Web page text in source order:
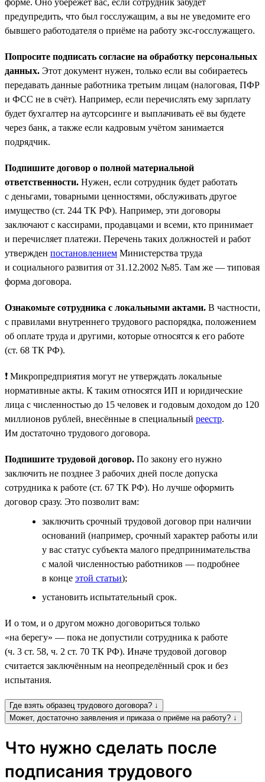
предупредить, что был госслужащим, а вы не уведомите его
бывшего работодателя о приёме на работу экс-госслужащего.
Попросите подписать согласие на обработку персональных
данных. Этот документ нужен, только если вы собираетесь
передавать данные работника третьим лицам (налоговая, ПФР
и ФСС не в счёт). Например, если перечислять ему зарплату
будет бухгалтер на аутсорсинге и выплачивать её вы будете
через банк, а также если кадровым учётом занимается
подрядчик.
Подпишите договор о полной материальной
ответственности. Нужен, если сотрудник будет работать
с деньгами, товарными ценностями, обслуживать другое
имущество (ст. 244 ТК РФ). Например, эти договоры
заключают с кассирами, продавцами и всеми, кто принимает
и перечисляет платежи. Перечень таких должностей и работ
утвержден постановлением Министерства труда
и социального развития от 31.12.2002 №85. Там же — типовая
форма договора.
Ознакомьте сотрудника с локальными актами. В частности,
с правилами внутреннего трудового распорядка, положением
об оплате труда и другими, которые относятся к его работе
(ст. 68 ТК РФ).
❗ Микропредприятия могут не утверждать локальные
нормативные акты. К таким относятся ИП и юридические
лица с численностью до 15 человек и годовым доходом до 120
миллионов рублей, внесённые в специальный реестр.
Им достаточно трудового договора.
Подпишите трудовой договор. По закону его нужно
заключить не позднее 3 рабочих дней после допуска
сотрудника к работе (ст. 67 ТК РФ). Но лучше оформить
договор сразу. Это позволит вам:
заключить срочный трудовой договор при наличии
оснований (например, срочный характер работы или
у вас статус субъекта малого предпринимательства
с малой численностью работников — подробнее
в конце этой статьи);
установить испытательный срок.
И о том, и о другом можно договориться только
«на берегу» — пока не допустили сотрудника к работе
(ч. 3 ст. 58, ч. 2 ст. 70 ТК РФ). Иначе трудовой договор
считается заключённым на неопределённый срок и без
испытания.
Где взять образец трудового договора? ↓
Может, достаточно заявления и приказа о приёме на работу? ↓
Что нужно сделать после
подписания трудового